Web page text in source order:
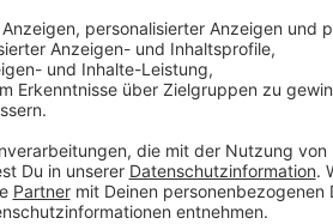
Hier soll aber seine neue Single im
besten Mix.
Anzeige